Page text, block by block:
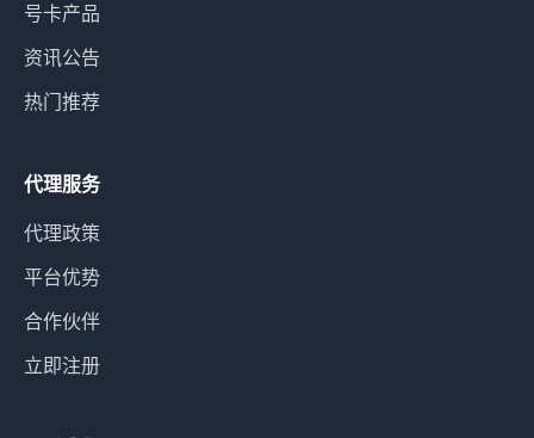
号卡产品
资讯公告
热门推荐
代理服务
代理政策
平台优势
合作伙伴
立即注册